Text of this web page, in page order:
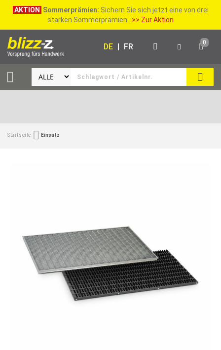
AKTION Sommerprämien: Sichern Sie sich jetzt eine von drei
starken Sommerprämien >> Zur Aktion
SUCHE
DE | FR 0
Startseite Einsatz